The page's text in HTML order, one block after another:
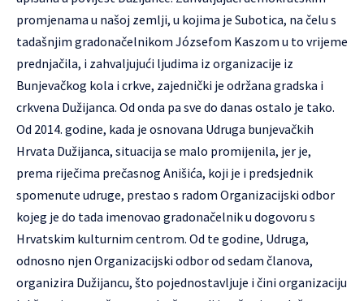
promjenama u našoj zemlji, u kojima je Subotica, na čelu s
tadašnjim gradonačelnikom Józsefom Kaszom u to vrijeme
prednjačila, i zahvaljujući ljudima iz organizacije iz
Bunjevačkog kola i crkve, zajednički je održana gradska i
crkvena Dužijanca. Od onda pa sve do danas ostalo je tako.
Od 2014. godine, kada je osnovana Udruga bunjevačkih
Hrvata Dužijanca, situacija se malo promijenila, jer je,
prema riječima prečasnog Anišića, koji je i predsjednik
spomenute udruge, prestao s radom Organizacijski odbor
kojeg je do tada imenovao gradonačelnik u dogovoru s
Hrvatskim kulturnim centrom. Od te godine, Udruga,
odnosno njen Organizacijski odbor od sedam članova,
organizira Dužijancu, što pojednostavljuje i čini organizaciju